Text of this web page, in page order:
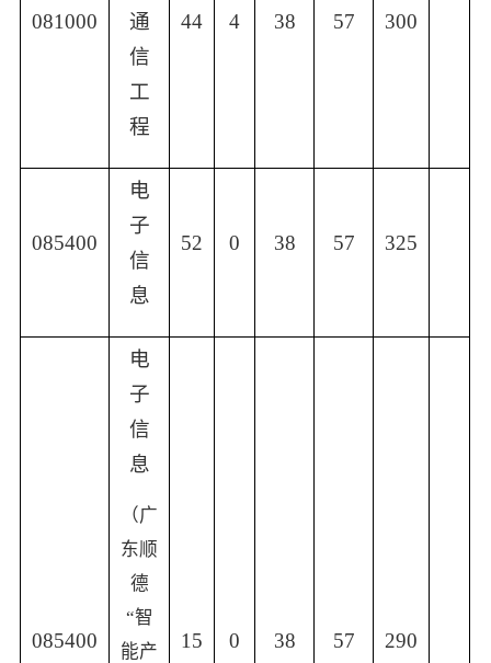
081000
通
信
工
程
44 4 38 57 300
085400
电
子
信
息
52 0 38 57 325
085400
电
子
信
息
（广
东顺
德
“智
能产
15 0 38 57 290